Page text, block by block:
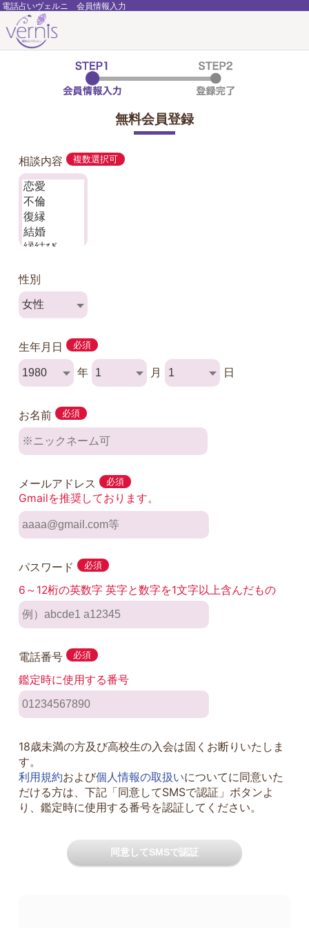
電話占いヴェルニ 会員情報入力
無料会員登録
相談内容 複数選択可
性別
生年月日 必須
年 月 日
お名前 必須
メールアドレス 必須
Gmailを推奨しております。
パスワード 必須
6～12桁の英数字 英字と数字を1文字以上含んだもの
電話番号 必須
鑑定時に使用する番号
18歳未満の方及び高校生の入会は固くお断りいたしま
す。
利用規約および個人情報の取扱いについてに同意いた
だける方は、下記「同意してSMSで認証」ボタンよ
り、鑑定時に使用する番号を認証してください。
同意してSMSで認証